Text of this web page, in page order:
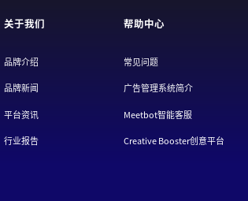
帮助中心
常见问题
广告管理系统简介
Meetbot智能客服
Creative Booster创意平台
关于我们
品牌介绍
品牌新闻
平台资讯
行业报告